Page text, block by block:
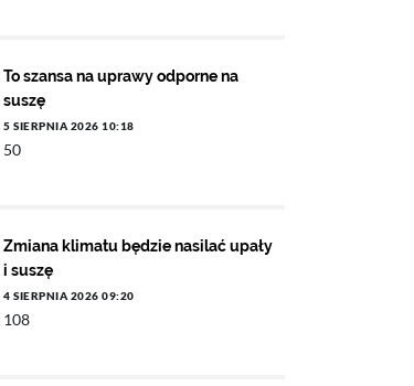
To szansa na uprawy odporne na
suszę
5 SIERPNIA 2026 10:18
50
Zmiana klimatu będzie nasilać upały
i suszę
4 SIERPNIA 2026 09:20
108